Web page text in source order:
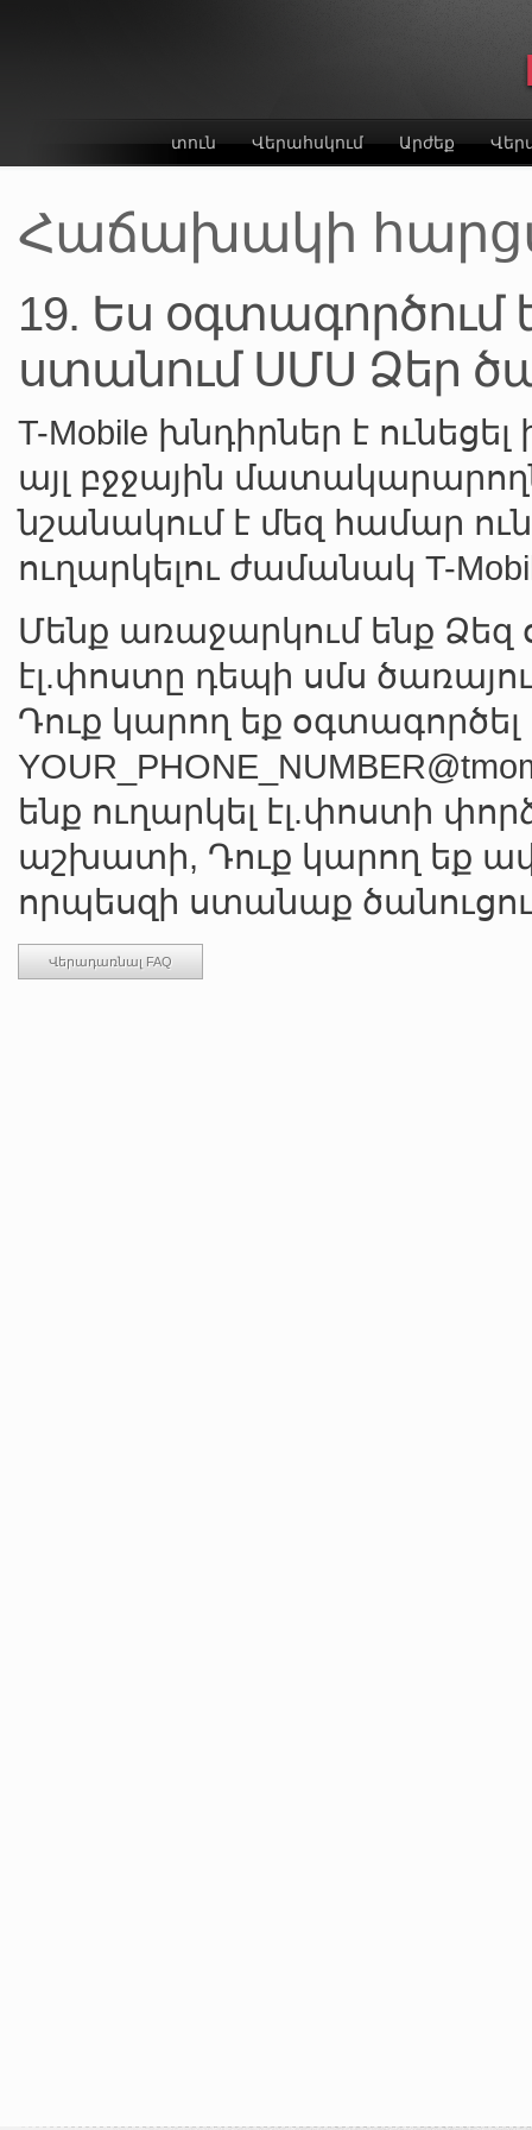
տուն Վերահսկում Արժեք
Հաճախակի
19. Ես օգտագործում
ստանում ՍՄՍ Ձեր
T-Mobile խնդիրներ է
այլ բջջային
նշանակում է մեզ համար
ուղարկելու ժամանակ T-
Մենք առաջարկում ենք Ձեզ
էլ.փոստը դեպի սմս
Դուք կարող եք օգտագործել
ենք ուղարկել էլ.փոստի
աշխատի, Դուք կարող եք
որպեսզի ստանաք
Վերադառնալ FAQ